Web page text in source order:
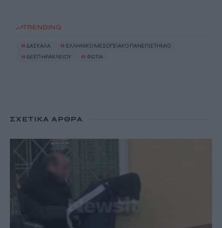
TRENDING
#ΔΑΣΚΑΛΑ # ΕΛΛΗΝΙΚΟ ΜΕΣΟΓΕΙΑΚΟ ΠΑΝΕΠΙΣΤΗΜΙΟ
#ΔΕΕΠ ΗΡΑΚΛΕΙΟΥ # ΦΩΤΙΑ
ΣΧΕΤΙΚΆ ΆΡΘΡΑ